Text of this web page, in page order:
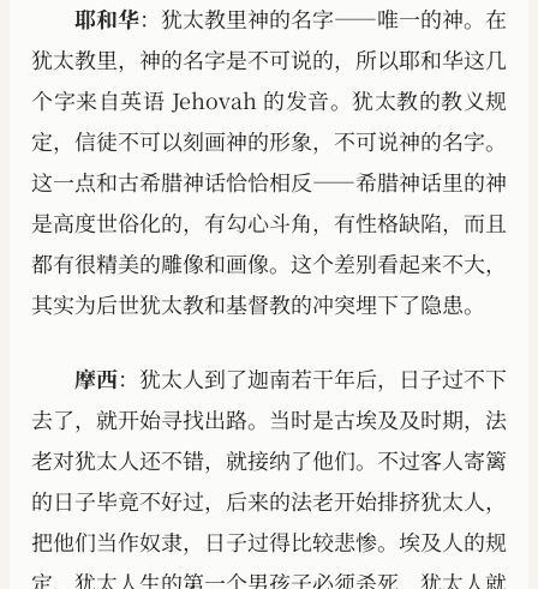
耶和华：犹太教里神的名字——唯一的神。在
犹太教里，神的名字是不可说的，所以耶和华这几
个字来自英语 Jehovah 的发音。犹太教的教义规
定，信徒不可以刻画神的形象，不可说神的名字。
这一点和古希腊神话恰恰相反——希腊神话里的神
是高度世俗化的，有勾心斗角，有性格缺陷，而且
都有很精美的雕像和画像。这个差别看起来不大，
其实为后世犹太教和基督教的冲突埋下了隐患。
摩西：犹太人到了迦南若干年后，日子过不下
去了，就开始寻找出路。当时是古埃及及时期，法
老对犹太人还不错，就接纳了他们。不过客人寄篱
的日子毕竟不好过，后来的法老开始排挤犹太人，
把他们当作奴隶，日子过得比较悲惨。埃及人的规
定，犹太人生的第一个男孩子必须杀死，犹太人就